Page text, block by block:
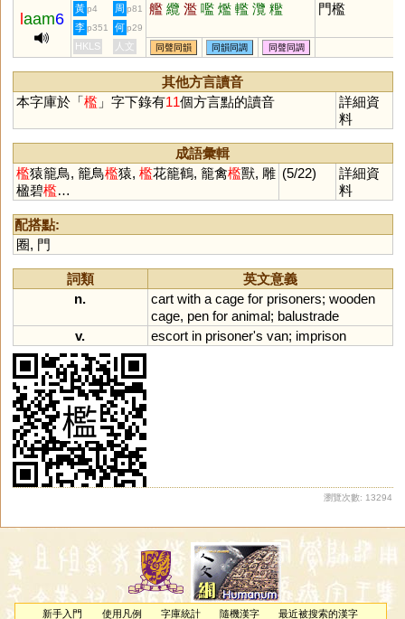
aam6
黃 p4 周 p81 艦 纜 濫 嚂 爁 轞 灠 糮 門檻
李 p351 何 p29
HKLS 人文 同聲同韻 同韻同調 同聲同調
其他方言讀音
本字庫於「檻」字下錄有11個方言點的讀音
詳細資
料
成語彙輯
檻猿籠鳥, 籠鳥檻猿, 檻花籠鶴, 籠禽檻獸, 雕
楹碧檻…
(5/22)
詳細資
料
配搭點:
圈, 門
詞類
英文意義
n.
cart with a cage for prisoners; wooden
cage, pen for animal; balustrade
v.
escort in prisoner's van; imprison
瀏覽次數: 13294
新手入門 使用凡例 字庫統計 隨機漢字 最近被搜索的漢字